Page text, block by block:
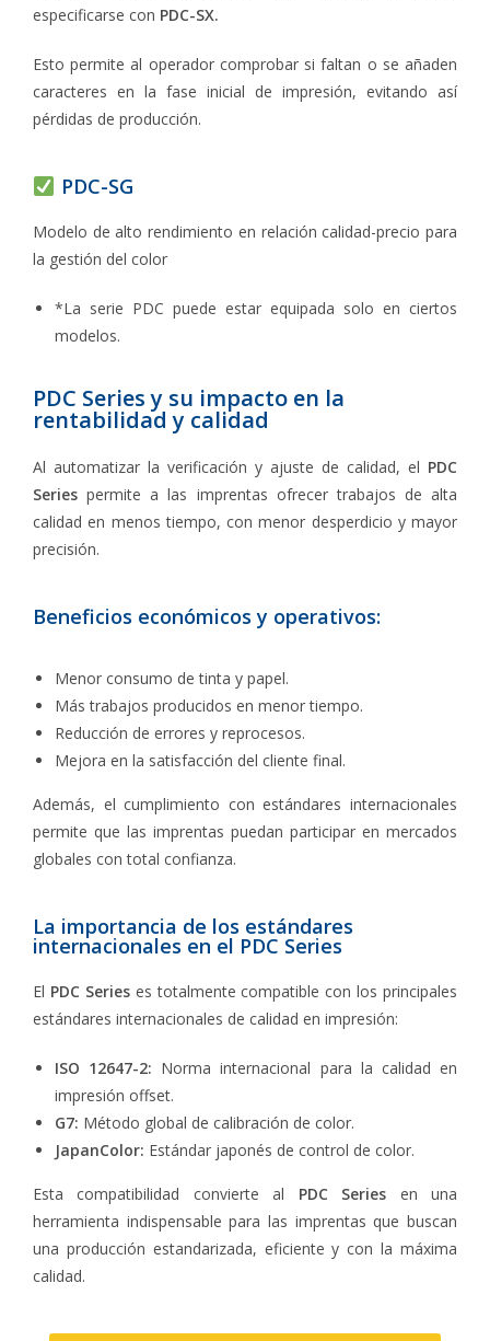
especificarse con PDC-SX.
Esto permite al operador comprobar si faltan o se añaden
caracteres en la fase inicial de impresión, evitando así
pérdidas de producción.
PDC-SG
Modelo de alto rendimiento en relación calidad-precio para
la gestión del color
*La serie PDC puede estar equipada solo en ciertos
modelos.
PDC Series y su impacto en la
rentabilidad y calidad
Al automatizar la verificación y ajuste de calidad, el PDC
Series permite a las imprentas ofrecer trabajos de alta
calidad en menos tiempo, con menor desperdicio y mayor
precisión.
Beneficios económicos y operativos:
Menor consumo de tinta y papel.
Más trabajos producidos en menor tiempo.
Reducción de errores y reprocesos.
Mejora en la satisfacción del cliente final.
Además, el cumplimiento con estándares internacionales
permite que las imprentas puedan participar en mercados
globales con total confianza.
La importancia de los estándares
internacionales en el PDC Series
El PDC Serieses totalmente compatible con los principales
estándares internacionales de calidad en impresión:
ISO 12647-2: Norma internacional para la calidad en
impresión offset.
G7: Método global de calibración de color.
JapanColor: Estándar japonés de control de color.
Esta compatibilidad convierte al PDC Series en una
herramienta indispensable para las imprentas que buscan
una producción estandarizada, eficiente y con la máxima
calidad.